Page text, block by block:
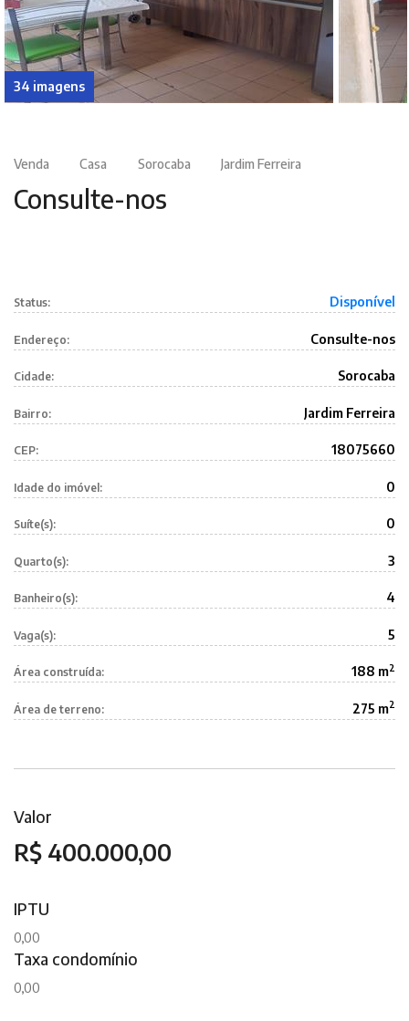
34 imagens
Venda Casa Sorocaba Jardim Ferreira
Consulte-nos
Status: Disponível
Endereço: Consulte-nos
Cidade: Sorocaba
Bairro: Jardim Ferreira
CEP: 18075660
Idade do imóvel: 0
Suíte(s): 0
Quarto(s): 3
Banheiro(s): 4
Vaga(s): 5
Área construída: 188 m2
Área de terreno: 275 m2
Valor
R$ 400.000,00
IPTU
0,00
Taxa condomínio
0,00